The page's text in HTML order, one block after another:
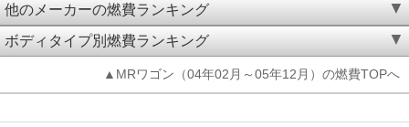
他のメーカーの燃費ランキング
ボディタイプ別燃費ランキング
▲MRワゴン（04年02月～05年12月）の燃費TOPへ